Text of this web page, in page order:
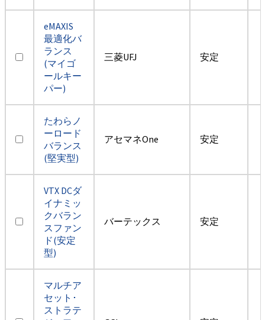
eMAXIS
最適化バ
ランス
(マイゴ
ールキー
パー)
三菱UFJ 安定
たわらノ
ーロード
バランス
(堅実型)
アセマネOne 安定
VTX DCダ
イナミッ
クバラン
スファン
ド(安定
型)
バーテックス 安定
マルチア
セット･
ストラテ